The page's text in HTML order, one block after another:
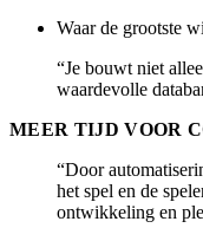
Waar de grootste
“Je bouwt niet
waardevolle
MEER TIJD VOOR
“Door
het spel en de
ontwikkeling en